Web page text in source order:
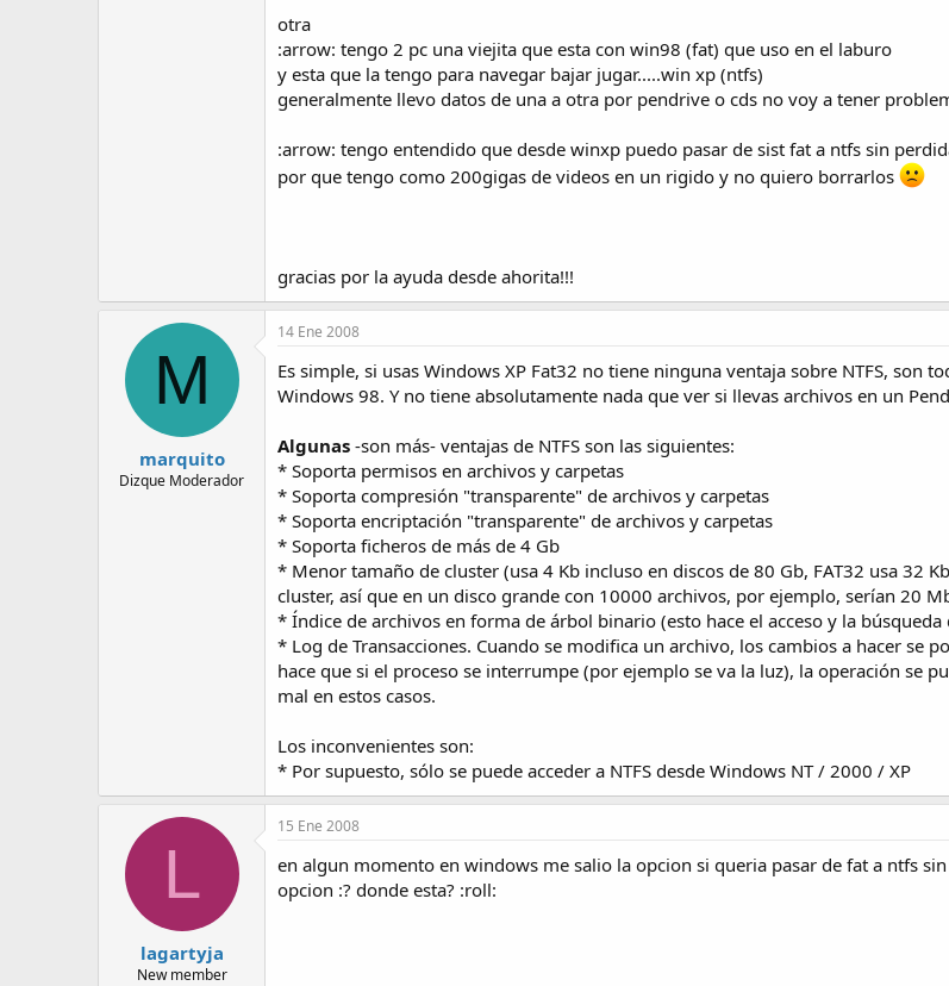
otra
:arrow: tengo 2 pc una viejita que esta con win98 (fat) que uso en el laburo
y esta que la tengo para navegar bajar jugar.....win xp (ntfs)
generalmente llevo datos de una a otra por pendrive o cds no voy a tener
:arrow: tengo entendido que desde winxp puedo pasar de sist fat a ntfs sin
por que tengo como 200gigas de videos en un rigido y no quiero borrarlos
gracias por la ayuda desde ahorita!!!
M
marquito
Dizque Moderador
14 Ene 2008
Es simple, si usas Windows XP Fat32 no tiene ninguna ventaja sobre NTFS, son
Windows 98. Y no tiene absolutamente nada que ver si llevas archivos en un
Algunas -son más- ventajas de NTFS son las siguientes:
* Soporta permisos en archivos y carpetas
* Soporta compresión "transparente" de archivos y carpetas
* Soporta encriptación "transparente" de archivos y carpetas
* Soporta ficheros de más de 4 Gb
* Menor tamaño de cluster (usa 4 Kb incluso en discos de 80 Gb, FAT32 usa 32
cluster, así que en un disco grande con 10000 archivos, por ejemplo, serían 20
* Índice de archivos en forma de árbol binario (esto hace el acceso y la
* Log de Transacciones. Cuando se modifica un archivo, los cambios a hacer se
hace que si el proceso se interrumpe (por ejemplo se va la luz), la operación se
mal en estos casos.
Los inconvenientes son:
* Por supuesto, sólo se puede acceder a NTFS desde Windows NT / 2000 / XP
L
lagartyja
New member
15 Ene 2008
en algun momento en windows me salio la opcion si queria pasar de fat a ntfs
opcion :? donde esta? :roll: